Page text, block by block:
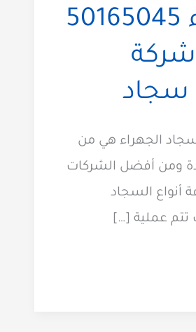
الجهراء 50165045
سجاد
الجهراء هي من
ومن أفضل الشركات
أنواع السجاد
تتم عملية […]